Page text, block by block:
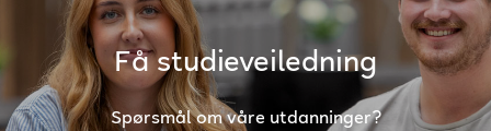
Få studieveiledning
Spørsmål om våre utdanninger?